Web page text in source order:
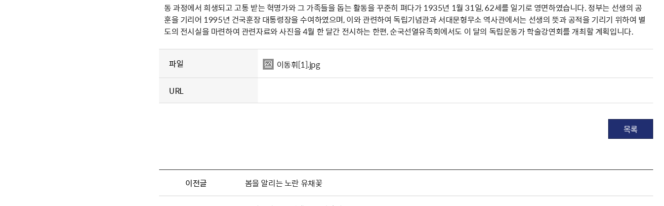
동 과정에서 희생되고 고통 받는 혁명가와 그 가족들을 돕는 활동을 꾸준히 펴다가 1935년 1월 31일, 62세를 일기로 영면하였습니다. 정부는 선생의 공
훈을 기리어 1995년 건국훈장 대통령장을 수여하였으며, 이와 관련하여 독립기념관과 서대문형무소 역사관에서는 선생의 뜻과 공적을 기리기 위하여 별
도의 전시실을 마련하여 관련자료와 사진을 4월 한 달간 전시하는 한편, 순국선열유족회에서도 이 달의 독립운동가 학술강연회를 개최할 계획입니다.
파일 이동휘[1].jpg
URL
목록
이전글 봄을 알리는 노란 유채꽃